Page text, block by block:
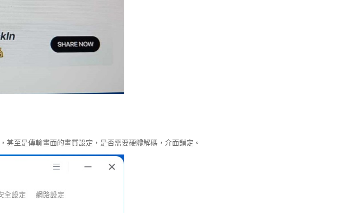
至是傳輸畫面的畫質設定，是否需要硬體解碼，介面鎖定。